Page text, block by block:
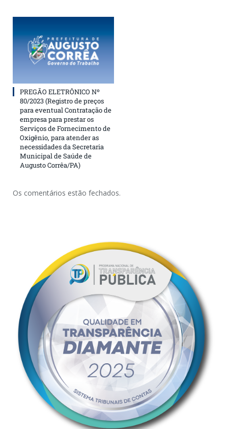
PREGÃO ELETRÔNICO Nº
80/2023 (Registro de preços
para eventual Contratação de
empresa para prestar os
Serviços de Fornecimento de
Oxigênio, para atender as
necessidades da Secretaria
Municipal de Saúde de
Augusto Corrêa/PA)
Os comentários estão fechados.